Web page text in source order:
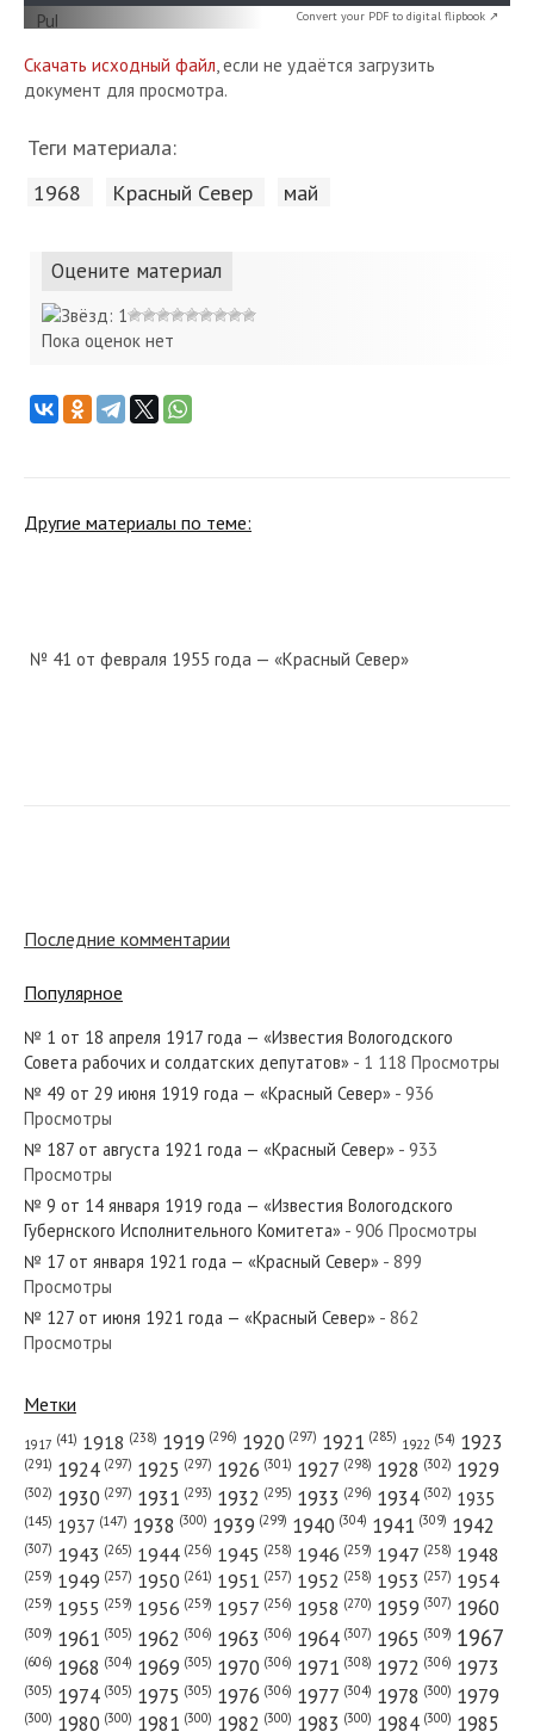
Convert your PDF to digital flipbook ↗
Скачать исходный файл, если не удаётся загрузить
документ для просмотра.
Теги материала:
1968 Красный Cевер май
Оцените материал
Пока оценок нет
Другие материалы по теме:
№ 41 от февраля 1955 года — «Красный Север»
№ 96 от мая 1954 года — «Красный Север»
№ 217 от ноября 1957 года — «Красный Север»
№ 122 от мая 1937 года — «Красный Север»
№ 300 от декабря 1963 года — «Красный Север»
№ 256 от ноября 1978 года — «Красный Север»
Последние комментарии
Популярное
№ 1 от 18 апреля 1917 года — «Известия Вологодского
Совета рабочих и солдатских депутатов» - 1 118 Просмотры
№ 49 от 29 июня 1919 года — «Красный Север» - 936
Просмотры
№ 187 от августа 1921 года — «Красный Север» - 933
Просмотры
№ 9 от 14 января 1919 года — «Известия Вологодского
Губернского Исполнительного Комитета» - 906 Просмотры
№ 17 от января 1921 года — «Красный Север» - 899
Просмотры
№ 127 от июня 1921 года — «Красный Север» - 862
Просмотры
Метки
1917 (41) 1918 (238) 1919 (296) 1920 (297) 1921 (285) 1922 (54) 1923
(291) 1924 (297) 1925 (297) 1926 (301) 1927 (298) 1928 (302) 1929
(302) 1930 (297) 1931 (293) 1932 (295) 1933 (296) 1934 (302) 1935
(145) 1937 (147) 1938 (300) 1939 (299) 1940 (304) 1941 (309) 1942
(307) 1943 (265) 1944 (256) 1945 (258) 1946 (259) 1947 (258) 1948
(259) 1949 (257) 1950 (261) 1951 (257) 1952 (258) 1953 (257) 1954
(259) 1955 (259) 1956 (259) 1957 (256) 1958 (270) 1959 (307) 1960
(309) 1961 (305) 1962 (306) 1963 (306) 1964 (307) 1965 (309) 1967
(606) 1968 (304) 1969 (305) 1970 (306) 1971 (308) 1972 (306) 1973
(305) 1974 (305) 1975 (305) 1976 (306) 1977 (304) 1978 (300) 1979
(300) 1980 (300) 1981 (300) 1982 (300) 1983 (300) 1984 (300) 1985